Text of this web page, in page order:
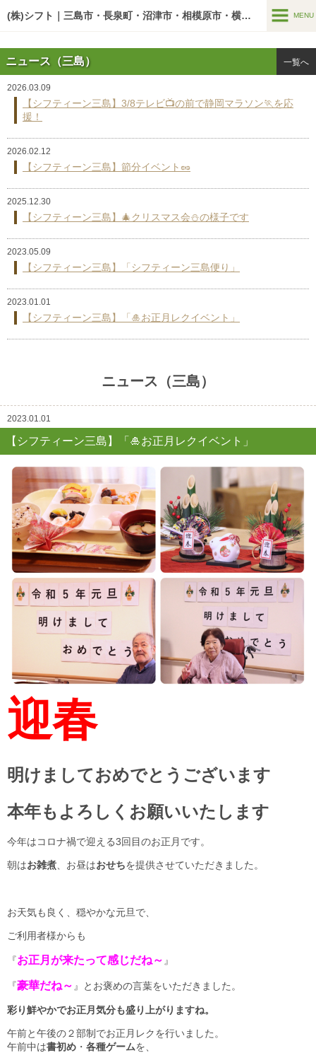
O5AwA5o1HbI
(株)シフト｜三島市・長泉町・沼津市・相模原市・横浜市の老人ホーム MENU
介護サービス
居宅介護支援事業
介護施設
入居までの流れ
空室情報
リクルート
ニュース（三島） 一覧へ
2026.03.09
【シフティーン三島】3/8テレビ📺の前で静岡マラソン🏃を応
援！
2026.02.12
【シフティーン三島】節分イベント🥜
2025.12.30
【シフティーン三島】🎄クリスマス会⛄の様子です
2023.05.09
【シフティーン三島】「シフティーン三島便り」
2023.01.01
【シフティーン三島】「🎍お正月レクイベント」
ニュース（三島）
2023.01.01
【シフティーン三島】「🎍お正月レクイベント」
迎春
明けましておめでとうございます
本年もよろしくお願いいたします
今年はコロナ禍で迎える3回目のお正月です。
朝はお雑煮 、お昼はおせちを提供させていただきました。
お天気も良く、穏やかな元旦で、
ご利用者様からも
『お正月が来たって感じだね～ 』
『豪華だね～ 』とお褒めの言葉をいただきました。
彩り鮮やかでお正月気分も盛り上がりますね。
午前と午後の２部制でお正月レクを行いました。
午前中は書初め ・ 各種ゲームを、